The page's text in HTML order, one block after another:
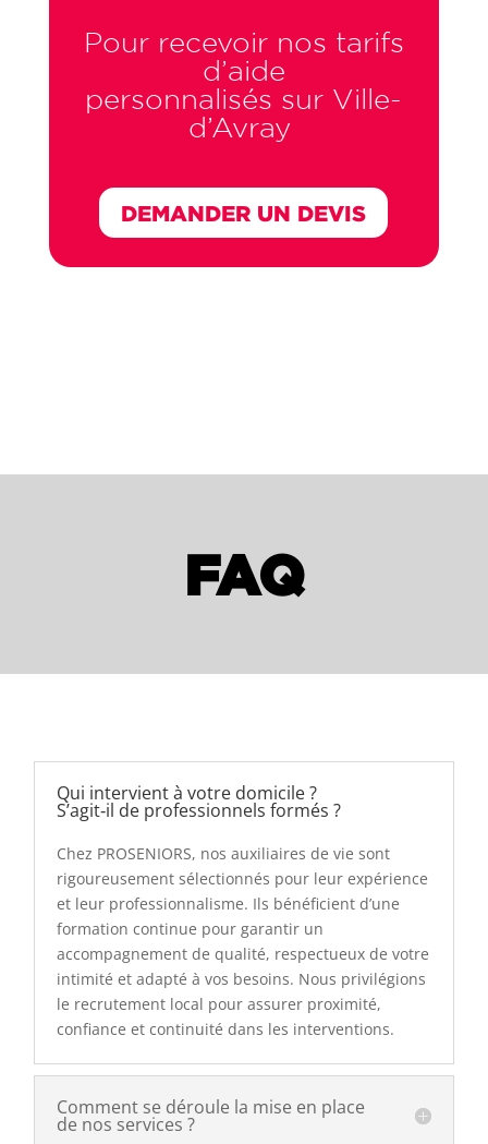
Pour recevoir nos tarifs
d’aide
personnalisés sur Ville-
d’Avray
DEMANDER UN DEVIS
FAQ
Qui intervient à votre domicile ?
S’agit‑il de professionnels formés ?
Chez PROSENIORS, nos auxiliaires de vie sont
rigoureusement sélectionnés pour leur expérience
et leur professionnalisme. Ils bénéficient d’une
formation continue pour garantir un
accompagnement de qualité, respectueux de votre
intimité et adapté à vos besoins. Nous privilégions
le recrutement local pour assurer proximité,
confiance et continuité dans les interventions.
Comment se déroule la mise en place
de nos services ?